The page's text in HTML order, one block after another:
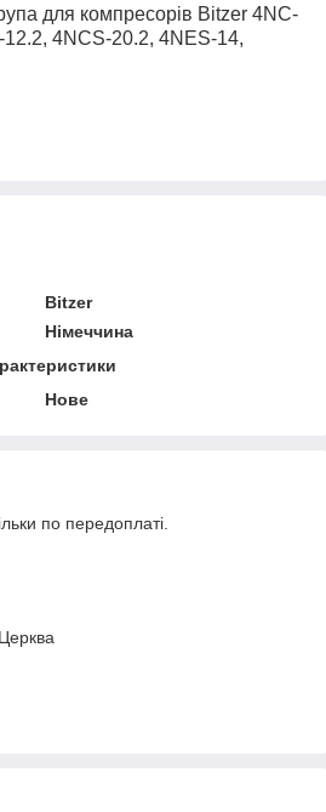
для компресорів Bitzer 4NC-
4NCS-20.2, 4NES-14,
Bitzer
Німеччина
Нове
по передоплаті.